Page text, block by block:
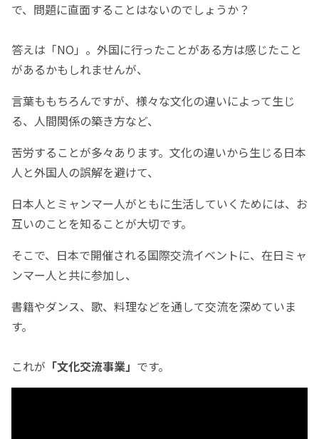
で、問題に直面することはないのでしょうか？
答えは「NO」。外国に行ったことがある方は感じたこと
があるかもしれませんが、
言葉ももちろんですが、様々な文化の違いによって生じ
る、人間関係の築き方など、
苦労することが多々あります。文化の違いから生じる日本
人と外国人の誤解を避けて、
日本人とミャンマー人がともに生活していくためには、 お
互いのことを知ることが大切です。
そこで、日本で開催される国際交流イベントに、在日ミャ
ンマー人と共に参加し、
書籍やダンス、歌、料理などを通して交流を深めていま
す。
これが 「文化交流事業」 です。